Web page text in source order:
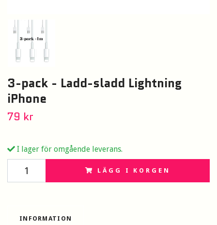
3-pack - Ladd-sladd Lightning
iPhone
79 kr
I lager för omgående leverans.
LÄGG I KORGEN
INFORMATION